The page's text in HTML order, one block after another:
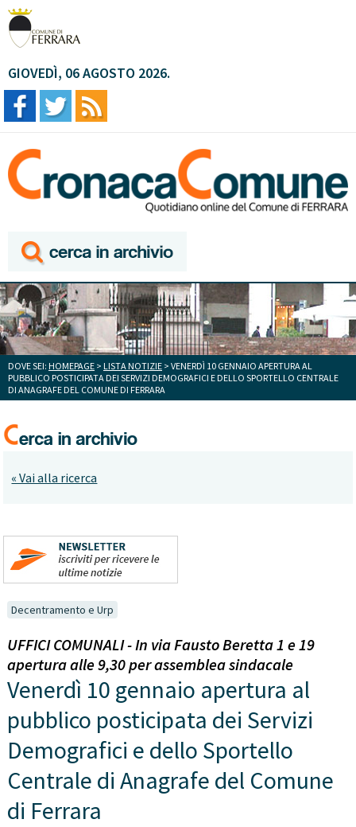
GIOVEDÌ, 06 AGOSTO 2026.
DOVE SEI: HOMEPAGE > LISTA NOTIZIE > VENERDÌ 10 GENNAIO APERTURA AL
PUBBLICO POSTICIPATA DEI SERVIZI DEMOGRAFICI E DELLO SPORTELLO CENTRALE
DI ANAGRAFE DEL COMUNE DI FERRARA
« Vai alla ricerca
Decentramento e Urp
UFFICI COMUNALI - In via Fausto Beretta 1 e 19
apertura alle 9,30 per assemblea sindacale
Venerdì 10 gennaio apertura al
pubblico posticipata dei Servizi
Demografici e dello Sportello
Centrale di Anagrafe del Comune
di Ferrara